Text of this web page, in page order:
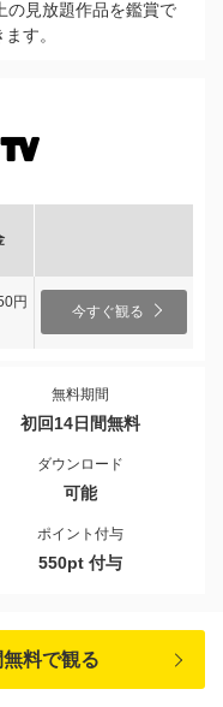
の見放題作品を鑑賞で
す。
円
今すぐ観る
無料期間
初回14日間無料
ダウンロード
可能
ポイント付与
550pt 付与
料で観る